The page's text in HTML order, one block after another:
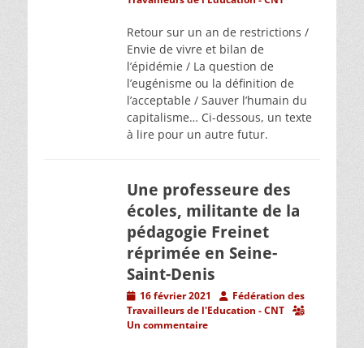
Retour sur un an de restrictions /
Envie de vivre et bilan de
l’épidémie / La question de
l’eugénisme ou la définition de
l’acceptable / Sauver l’humain du
capitalisme… Ci-dessous, un texte
à lire pour un autre futur.
Une professeure des
écoles, militante de la
pédagogie Freinet
réprimée en Seine-
Saint-Denis
Posted
on
16 février 2021 AuthorFédération des
Travailleurs de l'Education - CNT
Un commentaire